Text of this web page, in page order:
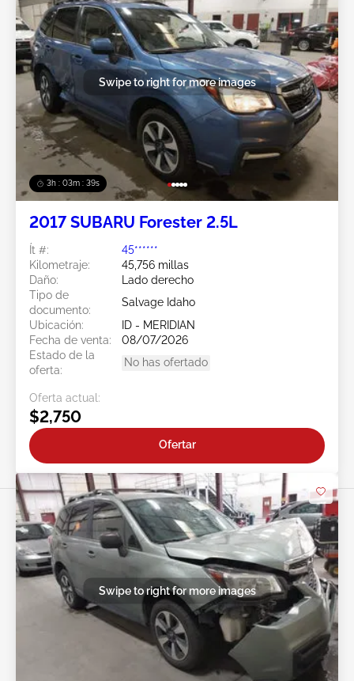
3h : 03m : 37s
Swipe to right for more images
2017 SUBARU Forester 2.5L
Ít #:
45******
Kilometraje:
45,756 millas
Daño:
Lado derecho
Tipo de
documento:
Salvage Idaho
Ubicación:
ID - MERIDIAN
Fecha de venta:
08/07/2026
Estado de la
oferta:
No has ofertado
Oferta actual:
$2,750
Ofertar
Swipe to right for more images